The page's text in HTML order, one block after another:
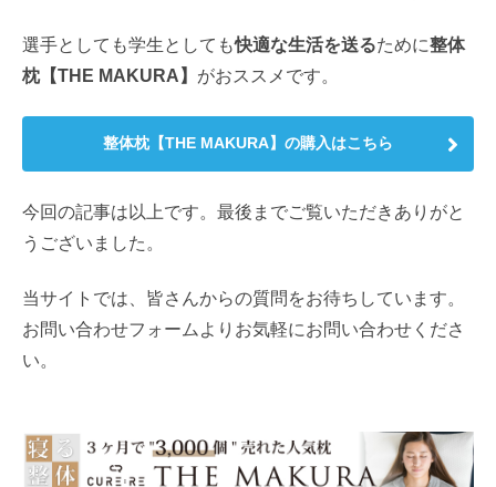
選手としても学生としても快適な生活を送るために整体
枕【THE MAKURA】 がおススメです。
整体枕【THE MAKURA】の購入はこちら
今回の記事は以上です。最後までご覧いただきありがと
うございました。
当サイトでは、皆さんからの質問をお待ちしています。
お問い合わせフォームよりお気軽にお問い合わせくださ
い。